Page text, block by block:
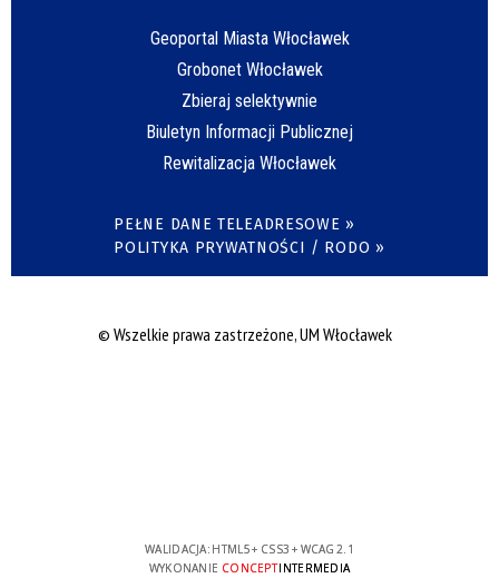
Geoportal Miasta Włocławek
Grobonet Włocławek
Zbieraj selektywnie
Biuletyn Informacji Publicznej
Rewitalizacja Włocławek
PEŁNE DANE TELEADRESOWE »
POLITYKA PRYWATNOŚCI / RODO »
© Wszelkie prawa zastrzeżone, UM Włocławek
WALIDACJA: HTML5+ CSS3 + WCAG 2.1
WYKONANIE CONCEPTINTERMEDIA